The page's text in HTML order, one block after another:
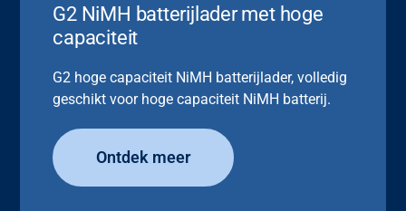
G2 NiMH batterijlader met hoge
capaciteit
G2 hoge capaciteit NiMH batterijlader, volledig
geschikt voor hoge capaciteit NiMH batterij.
Ontdek meer